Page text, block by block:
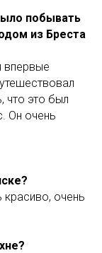
побывать
из Бреста
впервые
что это был
Он очень
очень